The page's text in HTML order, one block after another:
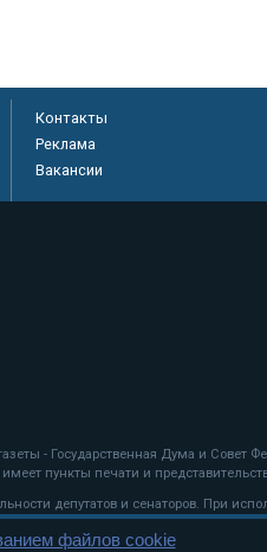
Контакты
Реклама
Вакансии
- Государственная Дума и Совет
пункты печати и
депутатов и сенаторов. При
файлов cookie